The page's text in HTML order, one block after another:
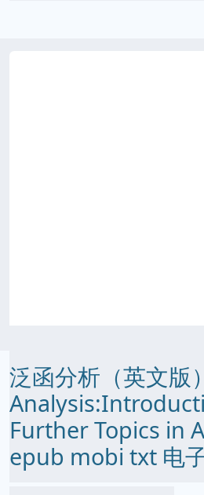
泛函分析（英文版
Further Topics in
epub mobi txt 电